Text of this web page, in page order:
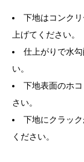
下地はコンク
上げてください。
仕上がりで水
い。
下地表面のホ
さい。
下地にクラッ
ください。